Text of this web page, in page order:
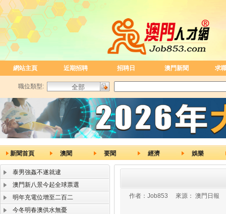
網站主頁 近期招聘 招聘日 澳門新聞 求
職位類型:
新聞首頁 澳聞 要聞 經濟 娛樂
泰男強姦不遂就逮
澳門新八景今起全球票選
明年充電位增至二百二
今冬明春澳供水無憂
作者： Job853 來源： 澳門日報